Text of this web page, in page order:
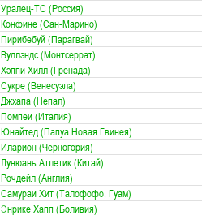
Уралец-ТС (Россия)
Конфине (Сан-Марино)
Пирибебуй (Парагвай)
Вудлэндс (Монтсеррат)
Хэппи Хилл (Гренада)
Сукре (Венесуэла)
Джхапа (Непал)
Помпеи (Италия)
Юнайтед (Папуа Новая Гвинея)
Иларион (Черногория)
Лунюань Атлетик (Китай)
Рочдейл (Англия)
Самураи Хит (Талофофо, Гуам)
Энрике Хапп (Боливия)